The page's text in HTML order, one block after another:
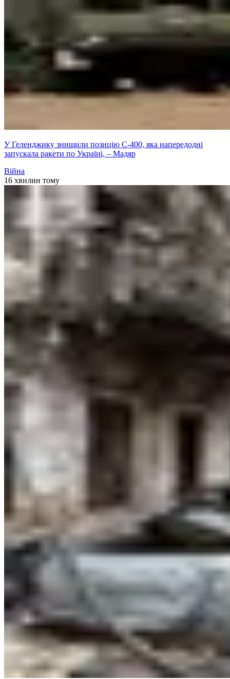
У Геленджику знищили позицію С-400, яка напередодні
запускала ракети по Україні, – Мадяр
Війна
16 хвилин тому